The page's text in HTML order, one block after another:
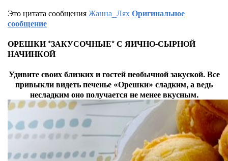
Это цитата сообщенияЖанна_ЛяхОригинальное
сообщение
ОРЕШКИ *ЗАКУСОЧНЫЕ* С ЯИЧНО-СЫРНОЙ
НАЧИНКОЙ
Удивите своих близких и гостей необычной закуской. Все
привыкли видеть печенье «Орешки» сладким, а ведь
несладким оно получается не менее вкусным.